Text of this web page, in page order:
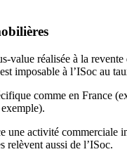
value réalisée à la
imposable à l’ISoc au
comme en France
une activité commerciale
relèvent aussi de l’ISoc.